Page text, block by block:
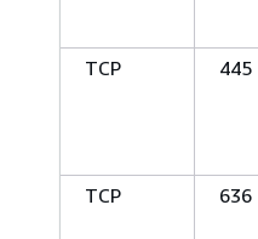
TCP
445
TCP
636